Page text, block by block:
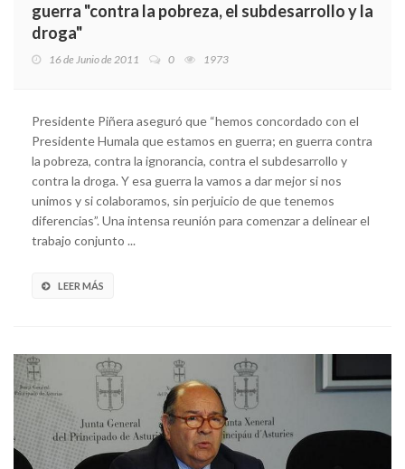
guerra "contra la pobreza, el subdesarrollo y la
droga"
16 de Junio de 2011 0 1973
Presidente Piñera aseguró que “hemos concordado con el
Presidente Humala que estamos en guerra; en guerra contra
la pobreza, contra la ignorancia, contra el subdesarrollo y
contra la droga. Y esa guerra la vamos a dar mejor si nos
unimos y si colaboramos, sin perjuicio de que tenemos
diferencias”. Una intensa reunión para comenzar a delinear el
trabajo conjunto ...
LEER MÁS